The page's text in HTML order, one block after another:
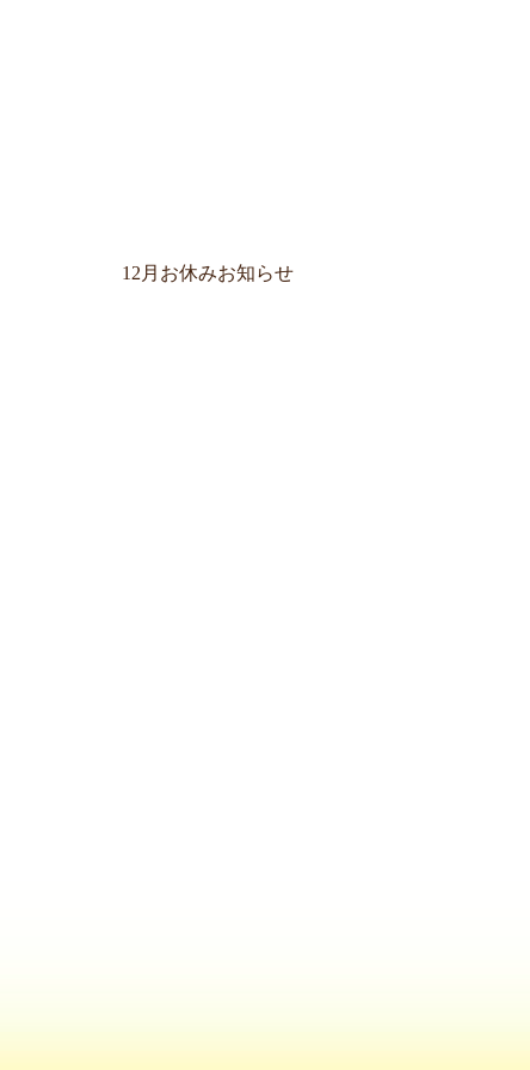
12月お休みお知らせ